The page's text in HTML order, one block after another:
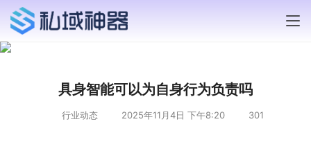
具身智能可以为自身行为负责吗
行业动态 2025年11月4日 下午8:20 301